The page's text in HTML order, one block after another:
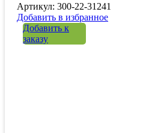
Артикул: 300-22-31241
Добавить в избранное
Добавить к
заказу